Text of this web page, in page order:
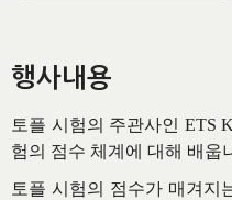
행사내용
토플 시험의 주관사인 ETS
험의 점수 체계에 대해 배웁
토플 시험의 점수가 매겨지